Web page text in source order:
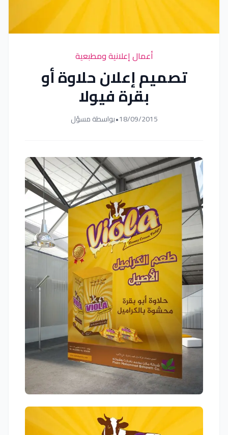
أعمال إعلانية ومطبعية
تصميم إعلان حلاوة أو
بقرة فيولا
18/09/2015
•بواسطة مسؤل